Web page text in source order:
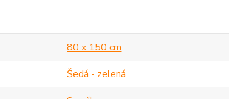
80 x 150 cm
Šedá - zelená